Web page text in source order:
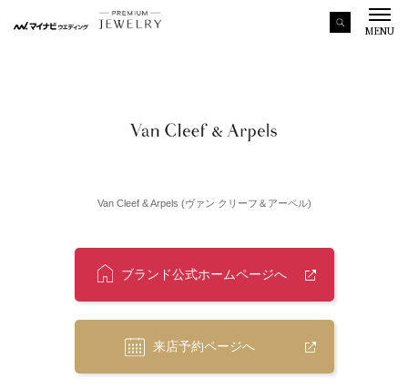
MENU
Van Cleef & Arpels (ヴァン クリーフ＆アーペル)
ブランド公式ホームページへ
来店予約ページへ